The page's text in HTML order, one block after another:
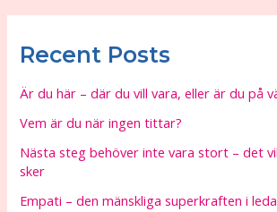
Recent Posts
Är du här – där du vill vara, eller är du på
Vem är du när ingen tittar?
Nästa steg behöver inte vara stort – det
sker
Empati – den mänskliga superkraften i